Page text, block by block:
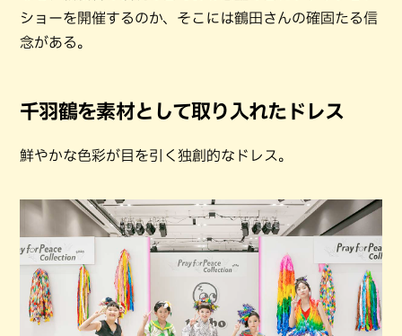
ショーを開催するのか、そこには鶴田さんの確固たる信
念がある。
千羽鶴を素材として取り入れたドレス
鮮やかな色彩が目を引く独創的なドレス。